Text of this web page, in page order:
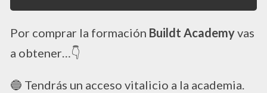
Por comprar la formación Buildt Academyvas
a obtener…👇​
🔵​ Tendrás un acceso vitalicio a la academia.